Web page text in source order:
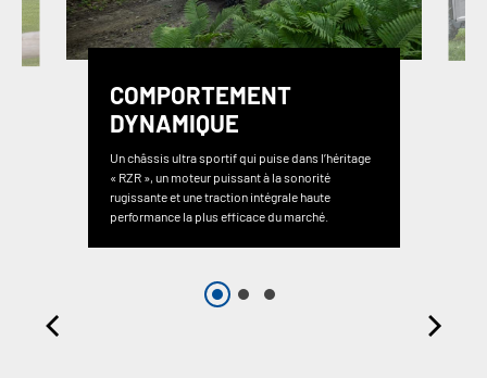
COMPORTEMENT
DYNAMIQUE
Un châssis ultra sportif qui puise dans l’héritage
« RZR », un moteur puissant à la sonorité
rugissante et une traction intégrale haute
performance la plus efficace du marché.